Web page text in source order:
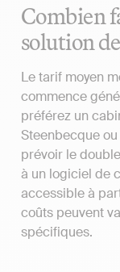
Combien
solution
Le tarif moyen
commence
préférez un
Steenbecque
prévoir le
à un logiciel de
accessible à
coûts peuvent
spécifiques.